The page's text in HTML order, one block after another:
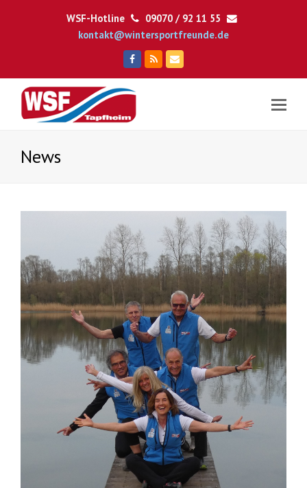
WSF-Hotline
09070 / 92 11 55
kontakt@wintersportfreunde.de
Facebook
RSS E-
Mail
News